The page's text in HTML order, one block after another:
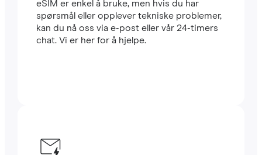
eSIM er enkel å bruke, men hvis du har
spørsmål eller opplever tekniske problemer,
kan du nå oss via e-post eller vår 24-timers
chat. Vi er her for å hjelpe.